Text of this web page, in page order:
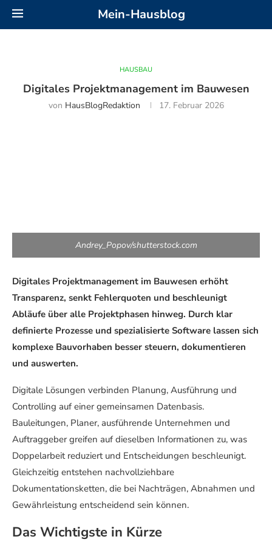
Mein-Hausblog
HAUSBAU
Digitales Projektmanagement im Bauwesen
von HausBlogRedaktion 17. Februar 2026
Andrey_Popov/shutterstock.com
Digitales Projektmanagement im Bauwesen erhöht
Transparenz, senkt Fehlerquoten und beschleunigt
Abläufe über alle Projektphasen hinweg. Durch klar
definierte Prozesse und spezialisierte Software lassen sich
komplexe Bauvorhaben besser steuern, dokumentieren
und auswerten.
Digitale Lösungen verbinden Planung, Ausführung und
Controlling auf einer gemeinsamen Datenbasis.
Bauleitungen, Planer, ausführende Unternehmen und
Auftraggeber greifen auf dieselben Informationen zu, was
Doppelarbeit reduziert und Entscheidungen beschleunigt.
Gleichzeitig entstehen nachvollziehbare
Dokumentationsketten, die bei Nachträgen, Abnahmen und
Gewährleistung entscheidend sein können.
Das Wichtigste in Kürze